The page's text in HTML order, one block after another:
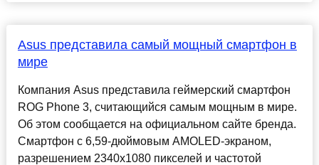
Asus представила самый мощный смартфон в
мире
Компания Asus представила геймерский смартфон
ROG Phone 3, считающийся самым мощным в мире.
Об этом сообщается на официальном сайте бренда.
Смартфон с 6,59-дюймовым AMOLED-экраном,
разрешением 2340х1080 пикселей и частотой